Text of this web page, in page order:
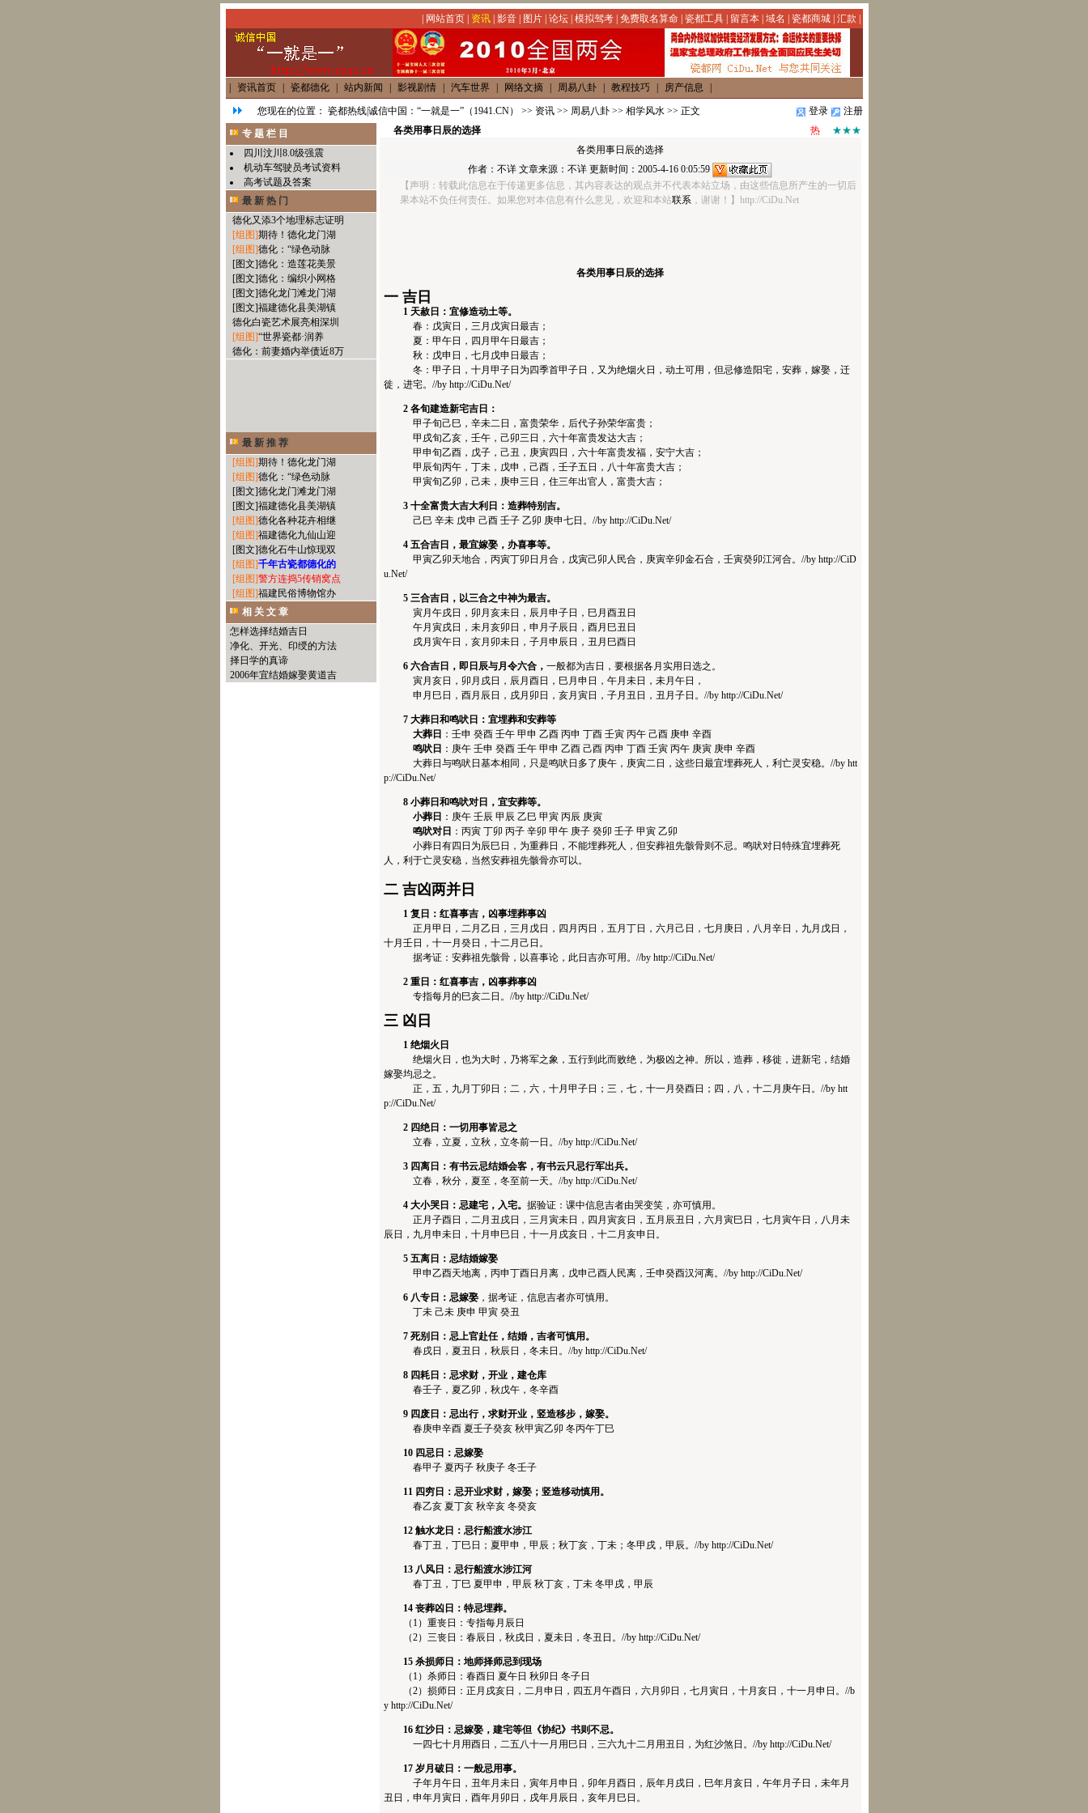
网站首页| 资讯| 影音| 图片| 论坛| 模拟驾考| 免费取名算命| 瓷都工具| 留言本| 域名 瓷都商城| 汇款
资讯首页 瓷都德化 站内新闻 影视剧情 汽车世界 网络文摘 周易八卦 教程技巧 房产信息
您现在的位置： 瓷都热线|诚信中国：“一就是一”（1941.CN） >> 资讯>> 周易八卦>> 相学风水>> 正文 登录
注册
专 题 栏 目
四川汶川8.0级强震
机动车驾驶员考试资料
高考试题及答案
最 新 热 门
德化又添3个地理标志证明
[组图]期待！德化龙门湖
[组图]德化：“绿色动脉
[图文]德化：造莲花美景
[图文]德化：编织小网格
[图文]德化龙门滩龙门湖
[图文]福建德化县美湖镇
德化白瓷艺术展亮相深圳
[组图]“世界瓷都·润养
德化：前妻婚内举债近8万
最 新 推 荐
[组图]期待！德化龙门湖
[组图]德化：“绿色动脉
[图文]德化龙门滩龙门湖
[图文]福建德化县美湖镇
[组图]德化各种花卉相继
[组图]福建德化九仙山迎
[图文]德化石牛山惊现双
[组图]千年古瓷都德化的
[组图]警方连捣5传销窝点
[组图]福建民俗博物馆办
相 关 文 章
怎样选择结婚吉日
净化、开光、印绶的方法
择日学的真谛
2006年宜结婚嫁娶黄道吉
各类用事日辰的选择 热
★★★
各类用事日辰的选择
作者： 不详 文章来源： 不详 更新时间：2005-4-16 0:05:59
【声明：转载此信息在于传递更多信息，其内容表达的观点并不代表本站立场，由这些信息所产生的一切后
果本站不负任何责任。如果您对本信息有什么意见，欢迎和本站联系，谢谢！】http://CiDu.Net
各类用事日辰的选择
一 吉日
1 天赦日：宜修造动土等。
春：戊寅日，三月戊寅日最吉；
夏：甲午日，四月甲午日最吉；
秋：戊申日，七月戊申日最吉；
冬：甲子日，十月甲子日为四季首甲子日，又为绝烟火日，动土可用，但忌修造阳宅，安葬，嫁娶，迁
徙，进宅。//by http://CiDu.Net/
2 各旬建造新宅吉日：
甲子旬己巳，辛未二日，富贵荣华，后代子孙荣华富贵；
甲戌旬乙亥，壬午，己卯三日，六十年富贵发达大吉；
甲申旬乙酉，戊子，己丑，庚寅四日，六十年富贵发福，安宁大吉；
甲辰旬丙午，丁未，戊申，己酉，壬子五日，八十年富贵大吉；
甲寅旬乙卯，己未，庚申三日，住三年出官人，富贵大吉；
3 十全富贵大吉大利日：造葬特别吉。
己巳 辛未 戊申 己酉 壬子 乙卯 庚申七日。//by http://CiDu.Net/
4 五合吉日，最宜嫁娶，办喜事等。
甲寅乙卯天地合，丙寅丁卯日月合，戊寅己卯人民合，庚寅辛卯金石合，壬寅癸卯江河合。//by http://CiD
u.Net/
5 三合吉日，以三合之中神为最吉。
寅月午戌日，卯月亥未日，辰月申子日，巳月酉丑日
午月寅戌日，未月亥卯日，申月子辰日，酉月巳丑日
戌月寅午日，亥月卯未日，子月申辰日，丑月巳酉日
6 六合吉日，即日辰与月令六合， 一般都为吉日，要根据各月实用日选之。
寅月亥日，卯月戌日，辰月酉日，巳月申日，午月未日，未月午日，
申月巳日，酉月辰日，戌月卯日，亥月寅日，子月丑日，丑月子日。//by http://CiDu.Net/
7 大葬日和鸣吠日：宜埋葬和安葬等
大葬日 ：壬申 癸酉 壬午 甲申 乙酉 丙申 丁酉 壬寅 丙午 己酉 庚申 辛酉
鸣吠日 ：庚午 壬申 癸酉 壬午 甲申 乙酉 己酉 丙申 丁酉 壬寅 丙午 庚寅 庚申 辛酉
大葬日与鸣吠日基本相同，只是鸣吠日多了庚午，庚寅二日，这些日最宜埋葬死人，利亡灵安稳。//by htt
p://CiDu.Net/
8 小葬日和鸣吠对日，宜安葬等。
小葬日 ：庚午 壬辰 甲辰 乙巳 甲寅 丙辰 庚寅
鸣吠对日 ：丙寅 丁卯 丙子 辛卯 甲午 庚子 癸卯 壬子 甲寅 乙卯
小葬日有四日为辰巳日，为重葬日，不能埋葬死人，但安葬祖先骸骨则不忌。鸣吠对日特殊宜埋葬死
人，利于亡灵安稳，当然安葬祖先骸骨亦可以。
二 吉凶两并日
1 复日：红喜事吉，凶事埋葬事凶
正月甲日，二月乙日，三月戊日，四月丙日，五月丁日，六月己日，七月庚日，八月辛日，九月戊日，
十月壬日，十一月癸日，十二月己日。
据考证：安葬祖先骸骨，以喜事论，此日吉亦可用。//by http://CiDu.Net/
2 重日：红喜事吉，凶事葬事凶
专指每月的巳亥二日。//by http://CiDu.Net/
三 凶日
1 绝烟火日
绝烟火日，也为大时，乃将军之象，五行到此而败绝，为极凶之神。所以，造葬，移徙，进新宅，结婚
嫁娶均忌之。
正，五，九月丁卯日；二，六，十月甲子日；三，七，十一月癸酉日；四，八，十二月庚午日。//by htt
p://CiDu.Net/
2 四绝日：一切用事皆忌之
立春，立夏，立秋，立冬前一日。//by http://CiDu.Net/
3 四离日：有书云忌结婚会客，有书云只忌行军出兵。
立春，秋分，夏至，冬至前一天。//by http://CiDu.Net/
4 大小哭日：忌建宅，入宅。 据验证：课中信息吉者由哭变笑，亦可慎用。
正月子酉日，二月丑戌日，三月寅未日，四月寅亥日，五月辰丑日，六月寅巳日，七月寅午日，八月未
辰日，九月申未日，十月申巳日，十一月戌亥日，十二月亥申日。
5 五离日：忌结婚嫁娶
甲申乙酉天地离，丙申丁酉日月离，戊申己酉人民离，壬申癸酉汉河离。//by http://CiDu.Net/
6 八专日：忌嫁娶，据考证，信息吉者亦可慎用。
丁未 己未 庚申 甲寅 癸丑
7 死别日：忌上官赴任，结婚，吉者可慎用。
春戌日，夏丑日，秋辰日，冬未日。//by http://CiDu.Net/
8 四耗日：忌求财，开业，建仓库
春壬子，夏乙卯，秋戊午，冬辛酉
9 四废日：忌出行，求财开业，竖造移步，嫁娶。
春庚申辛酉 夏壬子癸亥 秋甲寅乙卯 冬丙午丁巳
10 四忌日：忌嫁娶
春甲子 夏丙子 秋庚子 冬壬子
11 四穷日：忌开业求财，嫁娶；竖造移动慎用。
春乙亥 夏丁亥 秋辛亥 冬癸亥
12 触水龙日：忌行船渡水涉江
春丁丑，丁巳日；夏甲申，甲辰；秋丁亥，丁未；冬甲戌，甲辰。//by http://CiDu.Net/
13 八风日：忌行船渡水涉江河
春丁丑，丁巳 夏甲申，甲辰 秋丁亥，丁未 冬甲戌，甲辰
14 丧葬凶日：特忌埋葬。
（1）重丧日：专指每月辰日
（2）三丧日：春辰日，秋戌日，夏未日，冬丑日。//by http://CiDu.Net/
15 杀损师日：地师择师忌到现场
（1）杀师日：春酉日 夏午日 秋卯日 冬子日
（2）损师日：正月戌亥日，二月申日，四五月午酉日，六月卯日，七月寅日，十月亥日，十一月申日。//b
y http://CiDu.Net/
16 红沙日：忌嫁娶，建宅等但《协纪》书则不忌。
一四七十月用酉日，二五八十一月用巳日，三六九十二月用丑日，为红沙煞日。//by http://CiDu.Net/
17 岁月破日：一般忌用事。
子年月午日，丑年月未日，寅年月申日，卯年月酉日，辰年月戌日，巳年月亥日，午年月子日，未年月
丑日，申年月寅日，酉年月卯日，戌年月辰日，亥年月巳日。